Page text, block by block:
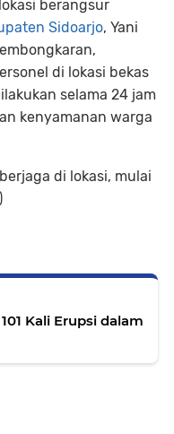
berangsur
Sidoarjo, Yani
di lokasi bekas
selama 24 jam
kenyamanan warga
di lokasi, mulai
Kali Erupsi dalam